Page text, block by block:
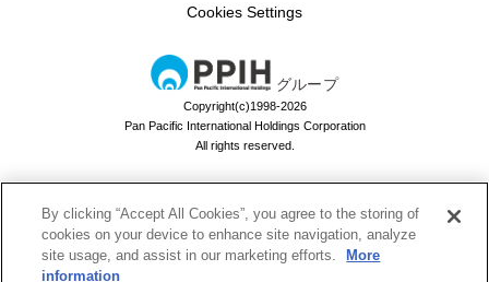
Cookies Settings
グループ
Copyright(c)1998-2026
Pan Pacific International Holdings Corporation
All rights reserved.
By clicking “Accept All Cookies”, you agree to the storing of
cookies on your device to enhance site navigation, analyze
site usage, and assist in our marketing efforts.
More
information
ドン・キホーテのお買い物アプリ
ドンキでお買い物するなら必須！